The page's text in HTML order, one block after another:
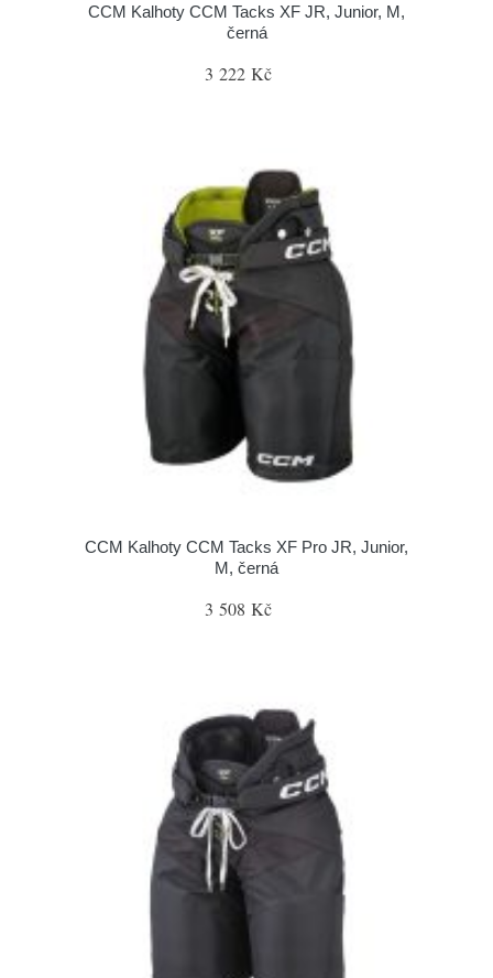
CCM Kalhoty CCM Tacks XF JR, Junior, M,
černá
3 222 Kč
CCM Kalhoty CCM Tacks XF Pro JR, Junior,
M, černá
3 508 Kč